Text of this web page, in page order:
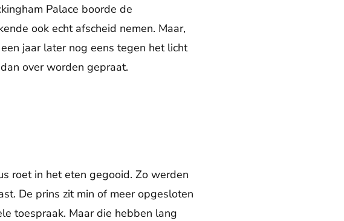
Palace boorde de
ook echt afscheid nemen. Maar,
jaar later nog eens tegen het licht
over worden gepraat.
roet in het eten gegooid. Zo werden
De prins zit min of meer opgesloten
toespraak. Maar die hebben lang